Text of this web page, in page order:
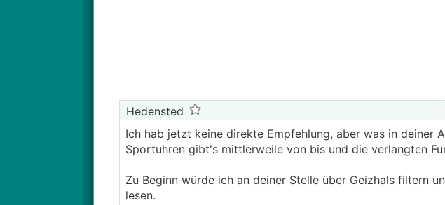
Hedensted
Ich hab jetzt keine direkte Empfehlung, aber was in deiner
Sportuhren gibt's mittlerweile von bis und die verlangten
Zu Beginn würde ich an deiner Stelle über Geizhals filtern
lesen.